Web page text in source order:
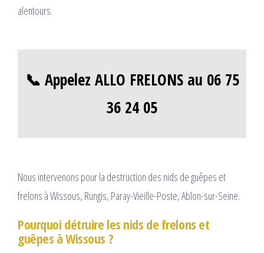
alentours.
📞 Appelez ALLO FRELONS au 06 75
36 24 05
Nous intervenons pour la destruction des nids de guêpes et
frelons à Wissous, Rungis, Paray-Vieille-Poste, Ablon-sur-Seine.
Pourquoi détruire les nids de frelons et
guêpes à Wissous ?